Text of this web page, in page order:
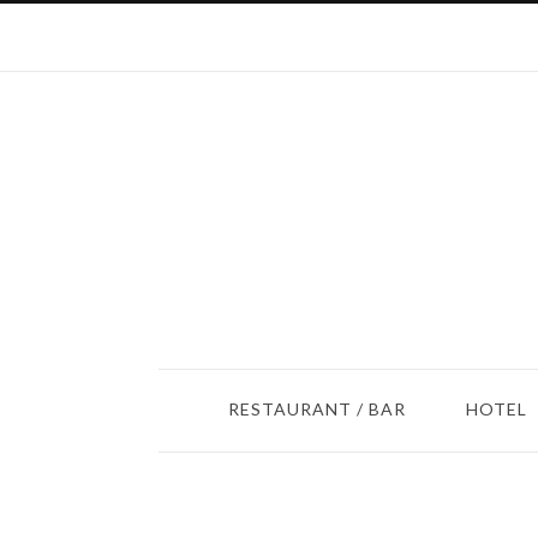
RESTAURANT / BAR HOTEL